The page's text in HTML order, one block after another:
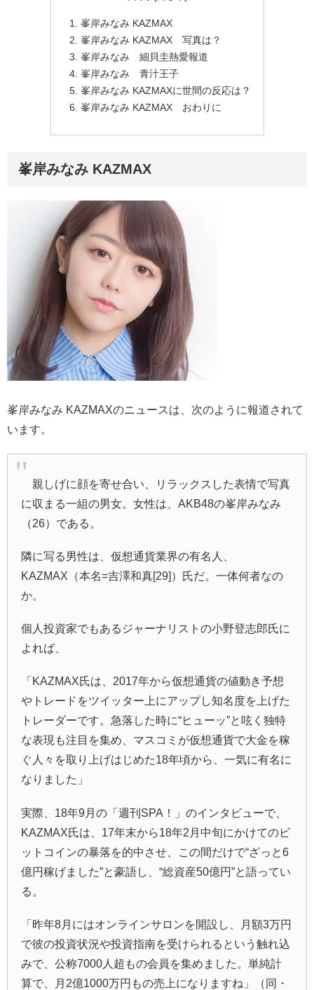
峯岸みなみ KAZMAX
峯岸みなみ KAZMAX 写真は？
峯岸みなみ 細貝圭熱愛報道
峯岸みなみ 青汁王子
峯岸みなみ KAZMAXに世間の反応は？
峯岸みなみ KAZMAX おわりに
峯岸みなみ KAZMAX
峯岸みなみ KAZMAXのニュースは、次のように報道されて
います。
親しげに顔を寄せ合い、リラックスした表情で写真
に収まる一組の男女。女性は、AKB48の峯岸みなみ
（26）である。
隣に写る男性は、仮想通貨業界の有名人、
KAZMAX（本名=吉澤和真[29]）氏だ。一体何者なの
か。
個人投資家でもあるジャーナリストの小野登志郎氏に
よれば、
「KAZMAX氏は、2017年から仮想通貨の値動き予想
やトレードをツイッター上にアップし知名度を上げた
トレーダーです。急落した時に“ヒューッ”と呟く独特
な表現も注目を集め、マスコミが仮想通貨で大金を稼
ぐ人々を取り上げはじめた18年頃から、一気に有名に
なりました」
実際、18年9月の「週刊SPA！」のインタビューで、
KAZMAX氏は、17年末から18年2月中旬にかけてのビ
ットコインの暴落を的中させ、この間だけで“ざっと6
億円稼げました”と豪語し、“総資産50億円”と語ってい
る。
「昨年8月にはオンラインサロンを開設し、月額3万円
で彼の投資状況や投資指南を受けられるという触れ込
みで、公称7000人超もの会員を集めました。単純計
算で、月2億1000万円もの売上になりますね」（同・